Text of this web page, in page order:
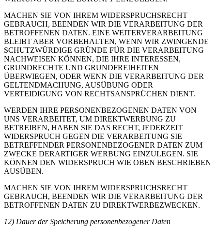
MACHEN SIE VON IHREM WIDERSPRUCHSRECHT
GEBRAUCH, BEENDEN WIR DIE VERARBEITUNG DER
BETROFFENEN DATEN. EINE WEITERVERARBEITUNG
BLEIBT ABER VORBEHALTEN, WENN WIR ZWINGENDE
SCHUTZWÜRDIGE GRÜNDE FÜR DIE VERARBEITUNG
NACHWEISEN KÖNNEN, DIE IHRE INTERESSEN,
GRUNDRECHTE UND GRUNDFREIHEITEN
ÜBERWIEGEN, ODER WENN DIE VERARBEITUNG DER
GELTENDMACHUNG, AUSÜBUNG ODER
VERTEIDIGUNG VON RECHTSANSPRÜCHEN DIENT.
WERDEN IHRE PERSONENBEZOGENEN DATEN VON
UNS VERARBEITET, UM DIREKTWERBUNG ZU
BETREIBEN, HABEN SIE DAS RECHT, JEDERZEIT
WIDERSPRUCH GEGEN DIE VERARBEITUNG SIE
BETREFFENDER PERSONENBEZOGENER DATEN ZUM
ZWECKE DERARTIGER WERBUNG EINZULEGEN. SIE
KÖNNEN DEN WIDERSPRUCH WIE OBEN BESCHRIEBEN
AUSÜBEN.
MACHEN SIE VON IHREM WIDERSPRUCHSRECHT
GEBRAUCH, BEENDEN WIR DIE VERARBEITUNG DER
BETROFFENEN DATEN ZU DIREKTWERBEZWECKEN.
12) Dauer der Speicherung personenbezogener Daten